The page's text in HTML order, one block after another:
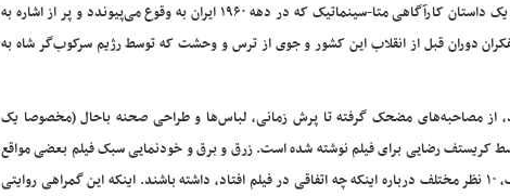
حقیقی کارگردان ایرانی یعنی «اژدها وارد می‌شود!» چنین فیلمی است: یک داستان کارآگاهی متا-سینماتیک که در دهه ۱۹۶۰ ایران به وقوع می‌پیوندد و پر از اشاره به
دوران قبل از انقلاب این کشور و جوی از ترس و وحشت که توسط رژیم سرکوب‌گر شاه به
از مصاحبه‌های مضحک گرفته تا پرش زمانی، لباس‌ها و طراحی صحنه باحال (مخصوصا یک
کریستف رضایی برای فیلم نوشته شده است. زرق و برق و خودنمایی سبک فیلم بعضی مواقع
حواس ما را از خط داستانی پرت می‌کند و احتمال دارد ۱۰ بیننده مختلف، ۱۰ نظر مختلف درباره اینکه چه اتفاقی در فیلم افتاد، داشته باشند. اینکه این گمراهی روایتی